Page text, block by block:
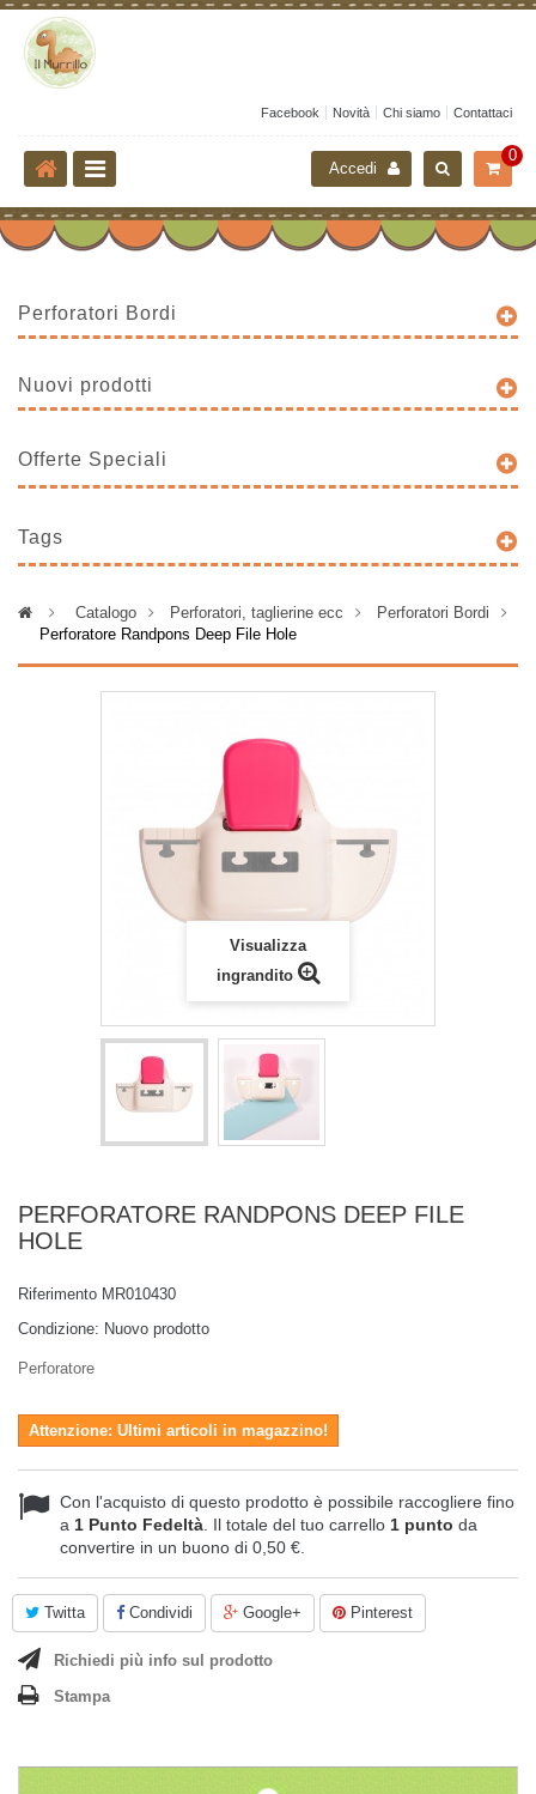
Facebook Novità Chi siamo Contattaci
0
Accedi
Perforatori Bordi
Nuovi prodotti
Offerte Speciali
Tags
> Catalogo > Perforatori, taglierine ecc >
Perforatori Bordi
Perforatore Randpons Deep File Hole
Visualizza
ingrandito
PERFORATORE RANDPONS DEEP FILE
HOLE
Riferimento MR010430
Condizione: Nuovo prodotto
Perforatore
Attenzione: Ultimi articoli in magazzino!
Con l'acquisto di questo prodotto è possibile raccogliere fino
a 1 Punto Fedeltà . Il totale del tuo carrello 1 punto da
convertire in un buono di 0,50 €
Twitta Condividi Google+ Pinterest
Richiedi più info sul prodotto
Stampa